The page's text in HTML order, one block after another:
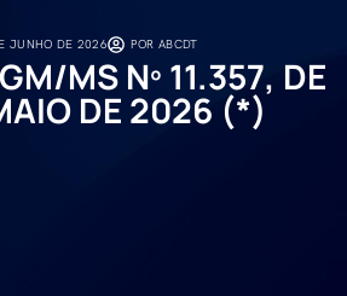
JUNHO DE 2026 POR ABCDT
MS Nº 11.357, DE
DE 2026 (*)